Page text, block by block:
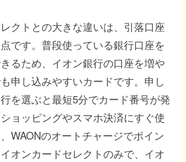
クトとの大きな違いは、引落口座
です。普段使っている銀行口座を
るため、イオン銀行の口座を増や
申し込みやすいカードです。申し
を選ぶと最短5分でカード番号が発
ョッピングやスマホ決済にすぐ使
WAONのオートチャージでポイン
オンカードセレクトのみで、イオ